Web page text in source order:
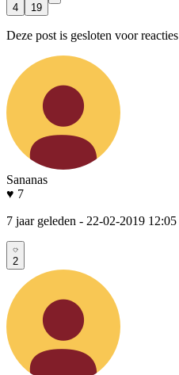
4 19
Deze post is gesloten voor reacties
Sananas
♥ 7
7 jaar geleden - 22-02-2019 12:05
2